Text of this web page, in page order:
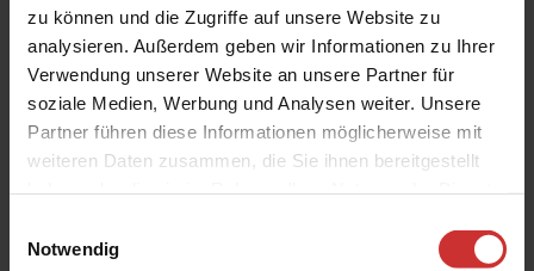
zu können und die Zugriffe auf unsere Website zu
analysieren. Außerdem geben wir Informationen zu Ihrer
Verwendung unserer Website an unsere Partner für
soziale Medien, Werbung und Analysen weiter. Unsere
Partner führen diese Informationen möglicherweise mit
weiteren Daten zusammen, die Sie ihnen bereitgestellt
Notwendig
Preis nach Anmeldung
Versandkostenfrei
13 Einheiten verfügbar
Artikelnr.:KFE-FD-6-1